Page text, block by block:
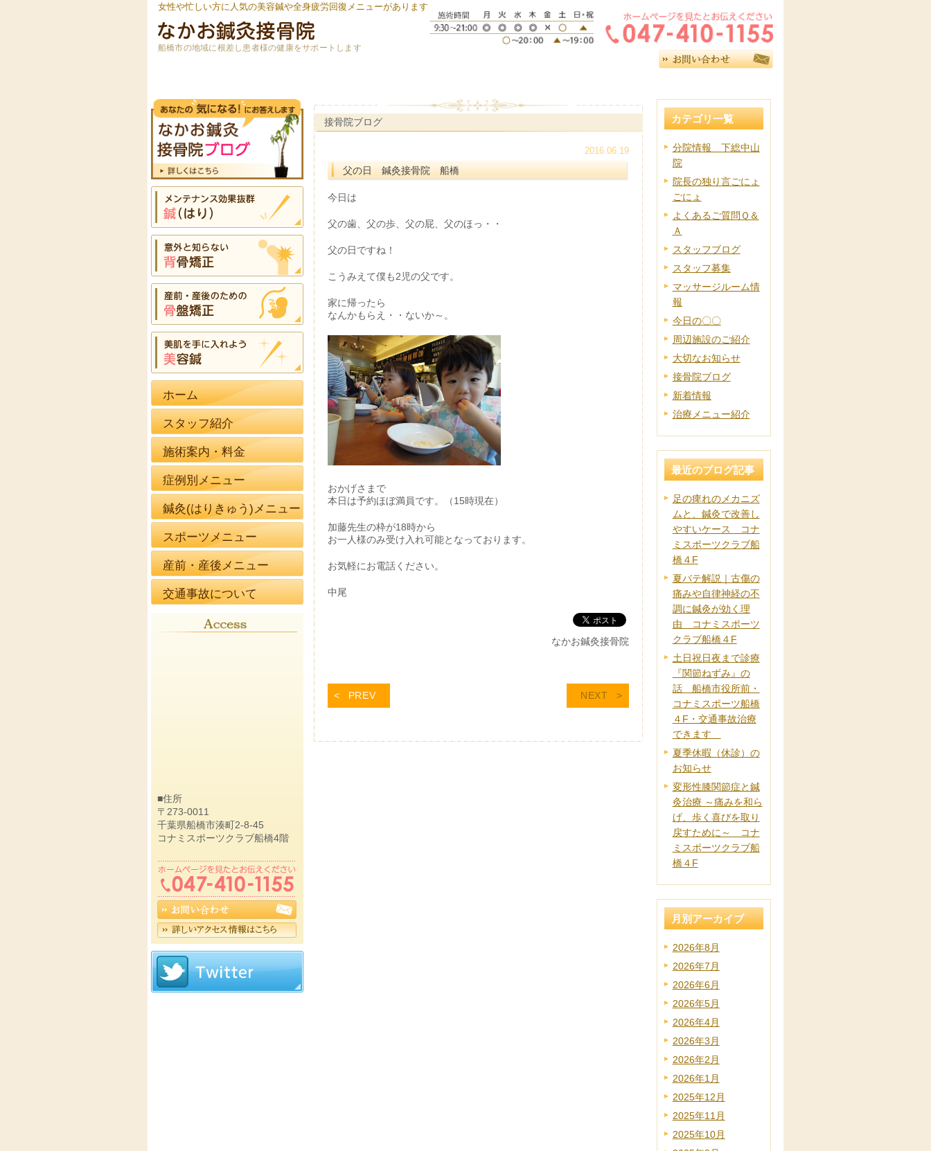
女性や忙しい方に人気の美容鍼や全身疲労回復メニューがあります
船橋市の地域に根差し患者様の健康をサポートします
接骨院ブログ
2016.06.19
父の日 鍼灸接骨院 船橋
今日は
父の歯、父の歩、父の屁、父のほっ・・
父の日ですね！
こうみえて僕も2児の父です。
家に帰ったら
なんかもらえ・・ないか～。
おかげさまで
本日は予約ほぼ満員です。（15時現在）
加藤先生の枠が18時から
お一人様のみ受け入れ可能となっております。
お気軽にお電話ください。
中尾
なかお鍼灸接骨院
PREV NEXT
カテゴリ一覧
分院情報 下総中山
院
院長の独り言ごにょ
ごにょ
よくあるご質問Ｑ＆
Ａ
スタッフブログ
スタッフ募集
マッサージルーム情
報
今日の〇〇
周辺施設のご紹介
大切なお知らせ
接骨院ブログ
新着情報
治療メニュー紹介
最近のブログ記事
足の痺れのメカニズ
ムと、鍼灸で改善し
やすいケース コナ
ミスポーツクラブ船
橋４F
夏バテ解説｜古傷の
痛みや自律神経の不
調に鍼灸が効く理
由 コナミスポーツ
クラブ船橋４F
土日祝日夜まで診療
『関節ねずみ』の
話 船橋市役所前・
コナミスポーツ船橋
４F・交通事故治療
できます
夏季休暇（休診）の
お知らせ
変形性膝関節症と鍼
灸治療 ～痛みを和ら
げ、歩く喜びを取り
戻すために～ コナ
ミスポーツクラブ船
橋４F
月別アーカイブ
2026年8月
2026年7月
2026年6月
2026年5月
2026年4月
2026年3月
2026年2月
2026年1月
2025年12月
2025年11月
2025年10月
ホーム
スタッフ紹介
施術案内・料金
症例別メニュー
鍼灸(はりきゅう)メニュー
スポーツメニュー
産前・産後メニュー
交通事故について
■住所
〒273-0011
千葉県船橋市湊町2-8-45
コナミスポーツクラブ船橋4階